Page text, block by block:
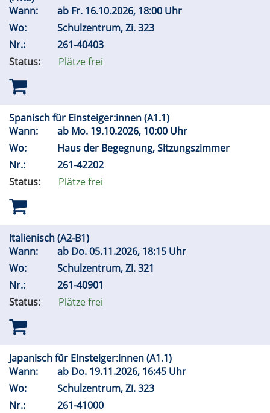
Wann:
ab Fr. 16.10.2026, 18:00 Uhr
Wo:
Schulzentrum, Zi. 323
Nr.:
261-40403
Status:
Plätze frei
Spanisch für Einsteiger:innen (A1.1)
Wann:
ab Mo. 19.10.2026, 10:00 Uhr
Wo:
Haus der Begegnung, Sitzungszimmer
Nr.:
261-42202
Status:
Plätze frei
Italienisch (A2-B1)
Wann:
ab Do.05.11.2026, 18:15 Uhr
Wo:
Schulzentrum, Zi. 321
Nr.:
261-40901
Status:
Plätze frei
Japanisch für Einsteiger:innen (A1.1)
Wann:
ab Do. 19.11.2026, 16:45 Uhr
Wo:
Schulzentrum, Zi. 323
Nr.:
261-41000